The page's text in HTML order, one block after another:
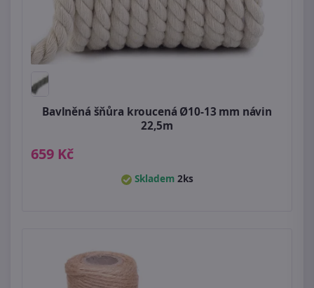
Bavlněná šňůra kroucená Ø10-13 mm návin
22,5m
659 Kč
Skladem 2ks